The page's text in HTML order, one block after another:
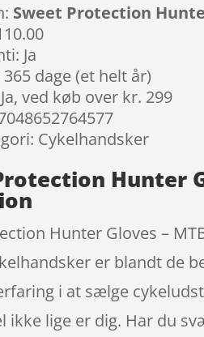
Sweet Protection
Ja
dage (et helt år)
ved køb over kr. 299
Cykelhandsker
Hunter
Hunter Gloves –
er blandt de
i at sælge
ikke lige er dig. Har du